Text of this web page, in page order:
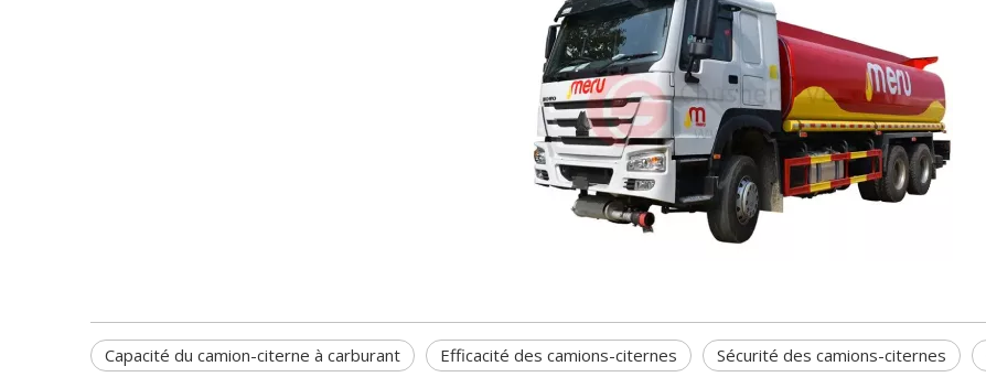
Capacité du camion-citerne à carburant Efficacité des camions-citernes Sécurité des camions-citernes